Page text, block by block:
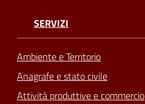
SERVIZI
Ambiente e Territorio
Anagrafe e stato civile
Attività produttive e commercio